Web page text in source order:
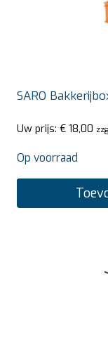
SARO
Uw prijs: € 18,00
Op voorraad